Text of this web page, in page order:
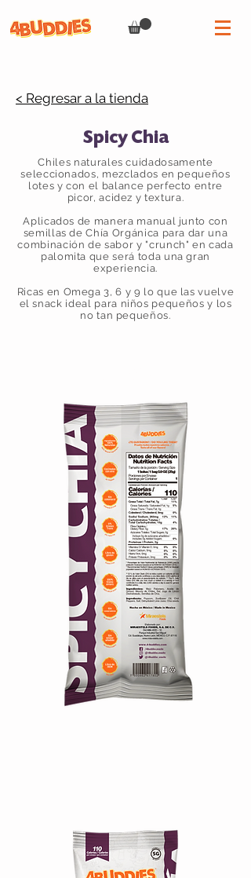
< Regresar a la tienda
Spicy Chia
Chiles naturales cuidadosamente
seleccionados, mezclados en pequeños
lotes y con el balance perfecto entre
picor, acidez y textura.
Aplicados de manera manual junto con
semillas de Chía Orgánica para dar una
combinación de sabor y "crunch" en cada
palomita que será toda una gran
experiencia.
Ricas en Omega 3, 6 y 9 lo que las vuelve
el snack ideal para niños pequeños y los
no tan pequeños.